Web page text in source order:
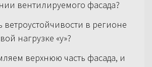
вентилируемого фасада?
ветроустойчивости в регионе
нагрузке «у»?
верхнюю часть фасада, и